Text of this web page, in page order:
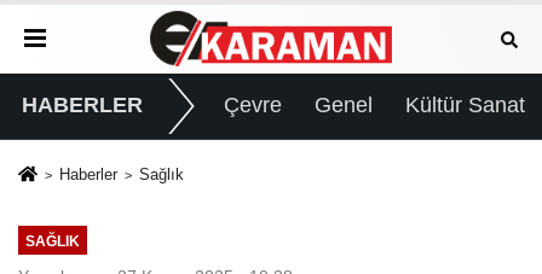
HABERLER Çevre Genel Kültür Sanat
Haberler Sağlık
SAĞLIK